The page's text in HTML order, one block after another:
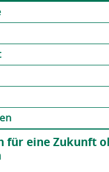
für eine Zukunft